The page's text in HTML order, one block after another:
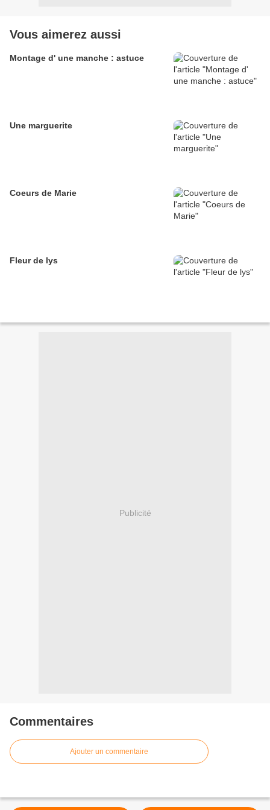
Vous aimerez aussi
Montage d' une manche : astuce
Une marguerite
Coeurs de Marie
Fleur de lys
Publicité
Commentaires
Ajouter un commentaire